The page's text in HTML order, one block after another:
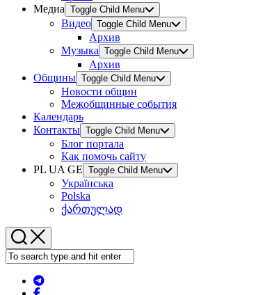
Медиа Toggle Child Menu
Видео Toggle Child Menu
Архив
Музыка Toggle Child Menu
Архив
Общины Toggle Child Menu
Новости общин
Межобщинные события
Календарь
Контакты Toggle Child Menu
Блог портала
Как помочь сайту
PL UA GE Toggle Child Menu
Українська
Polska
ქართულად